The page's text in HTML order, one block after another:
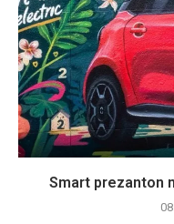
Smart prezanton